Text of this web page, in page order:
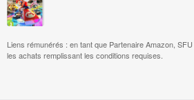
Liens rémunérés : en tant que Partenaire Amazon,
les achats remplissant les conditions requises.